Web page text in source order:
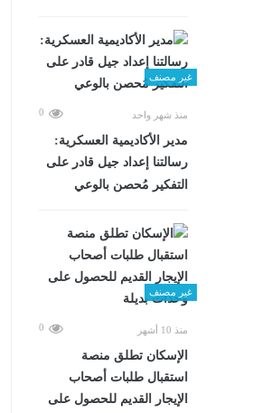
غير مصنف
منذ شهر واحد 0
مدير الأكاديمية العسكرية:
رسالتنا إعداد جيل قادر على
التفكير مُحصن بالوعي
غير مصنف
منذ 10 أشهر 0
الإسكان تطلق منصة
استقبال طلبات أصحاب
الإيجار القديم للحصول على